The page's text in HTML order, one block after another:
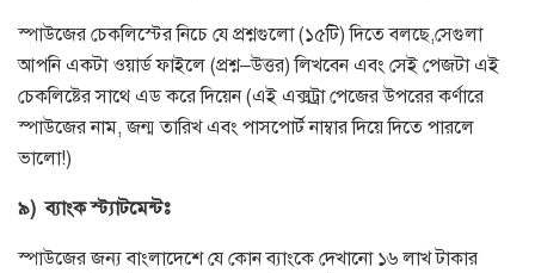
স্পাউজের চেকলিস্টের নিচে যে প্রশ্নগুলো(১৫টি)দিতে বলছে,সেগুলা
আপনি একটা ওয়ার্ড ফাইলে (প্রশ্ন–উত্তর)লিখবেন এবং সেই পেজটা এই
চেকলিষ্টের সাথে এড করে দিয়েন(এই এক্সট্রা পেজের উপরের কর্ণারে
স্পাউজের নাম,জন্ম তারিখ এবং পাসপোর্ট নাম্বার দিয়ে দিতে পারলে
ভালো!)
৯)ব্যাংক স্ট্যাটমেন্টঃ
স্পাউজের জন্য বাংলাদেশে যে কোন ব্যাংকে দেখানো ১৬ লাখ টাকার